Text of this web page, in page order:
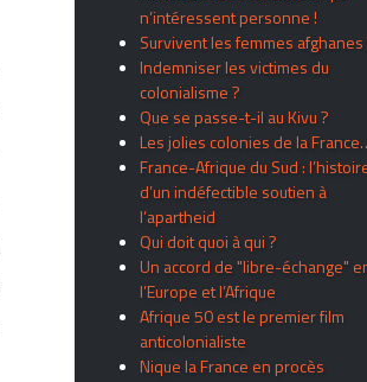
n’intéressent personne !
Survivent les femmes afghanes
Indemniser les victimes du
colonialisme ?
Que se passe-t-il au Kivu ?
Les jolies colonies de la
France-Afrique du Sud :
d’un indéfectible soutien à
l’apartheid
Qui doit quoi à qui ?
Un accord de "libre-échange"
l’Europe et l’Afrique
Afrique 50 est le premier film
anticolonialiste
Nique la France en procès